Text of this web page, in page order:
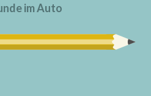
im Auto